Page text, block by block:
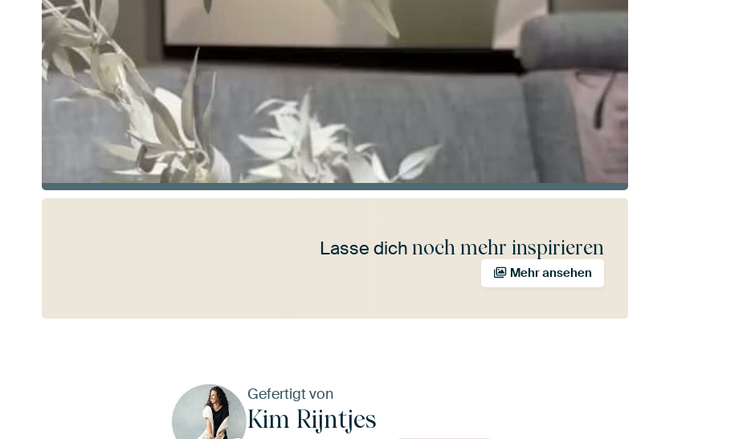
Lasse dich noch mehr inspirieren
Mehr ansehen
Gefertigt von
Kim Rijntjes